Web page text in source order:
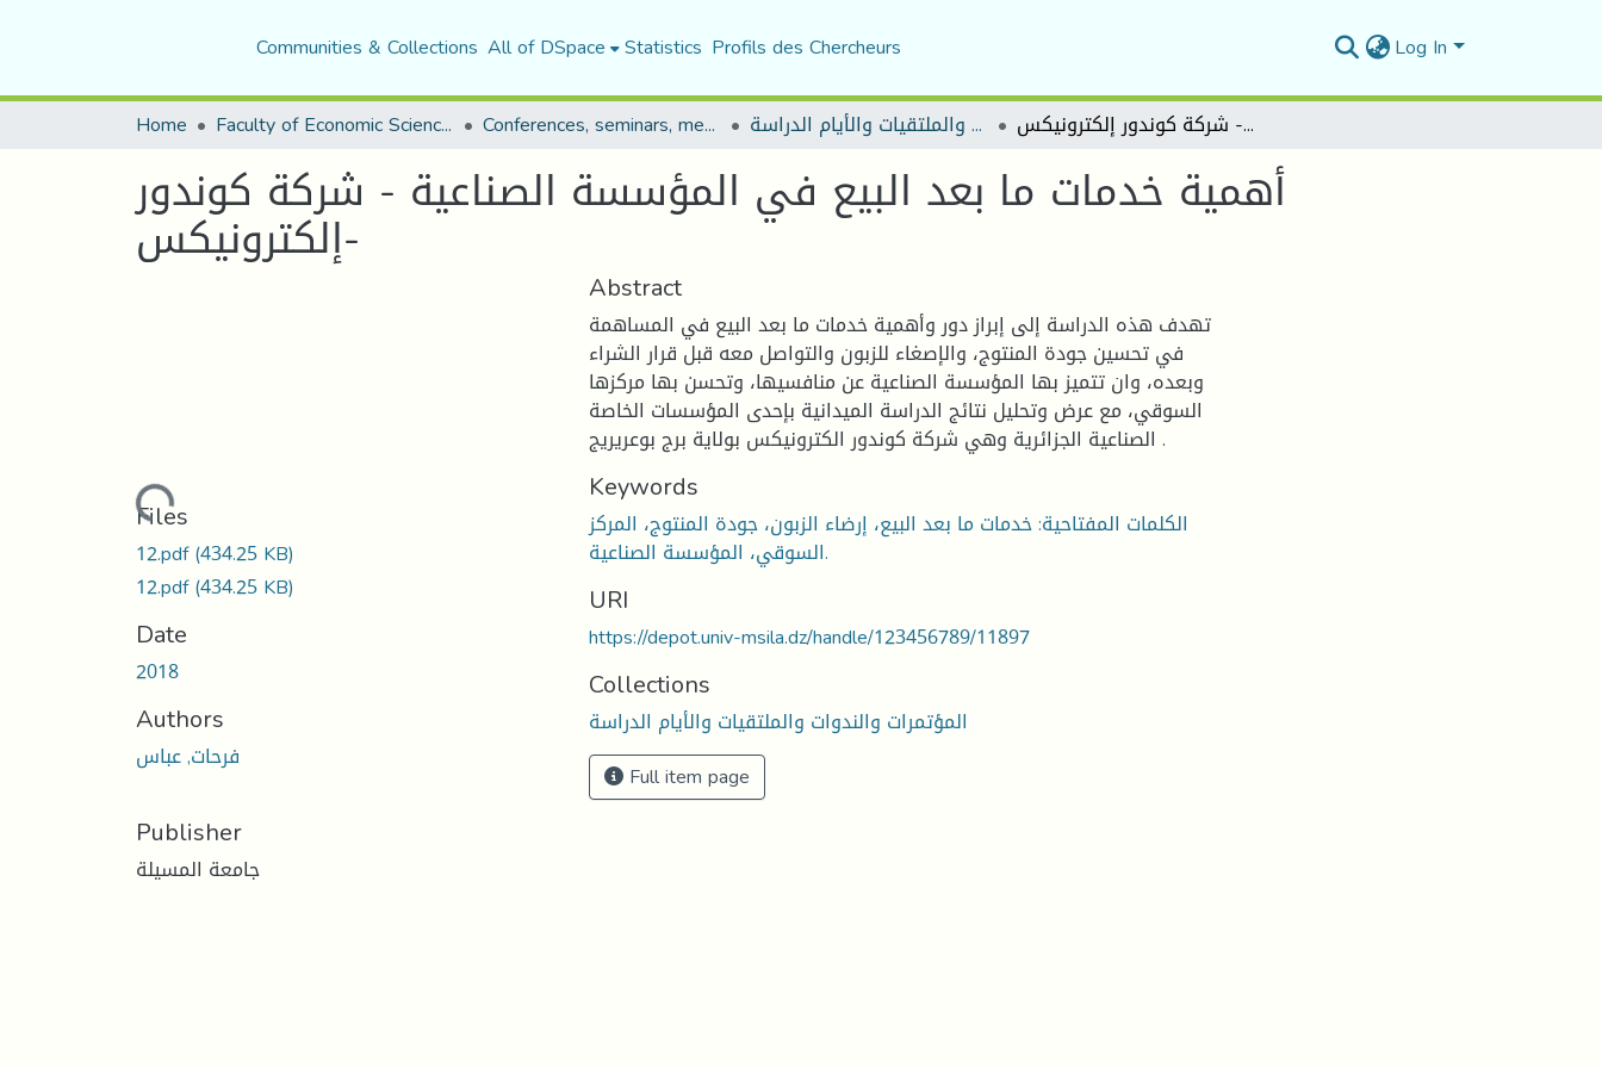
Communities & Collections All of DSpace Statistics Profils des Chercheurs Log In
Home Faculty of Economic Sciences, Commerce and Management Sciences Conferences, seminars, meetings, and study days المؤتمرات والندوات والملتقيات والأيام الدراسة أهمية خدمات ما بعد البيع في المؤسسة الصناعية - شركة كوندور إلكترونيكس-
أهمية خدمات ما بعد البيع في المؤسسة الصناعية - شركة كوندور
إلكترونيكس-
Loading...
Files
12.pdf(434.25 KB)
12.pdf(434.25 KB)
Date
2018
Authors
فرحات, عباس
Publisher
جامعة المسيلة
Abstract
تهدف هذه الدراسة إلى إبراز دور وأهمية خدمات ما بعد البيع في المساهمة
في تحسين جودة المنتوج، والإصغاء للزبون والتواصل معه قبل قرار الشراء
وبعده، وان تتميز بها المؤسسة الصناعية عن منافسيها، وتحسن بها مركزها
السوقي، مع عرض وتحليل نتائج الدراسة الميدانية بإحدى المؤسسات الخاصة
الصناعية الجزائرية وهي شركة كوندور الكترونيكس بولاية برج بوعريريج .
Keywords
الكلمات المفتاحية: خدمات ما بعد البيع، إرضاء الزبون، جودة المنتوج، المركز
السوقي، المؤسسة الصناعية.
URI
https://depot.univ-msila.dz/handle/123456789/11897
Collections
المؤتمرات والندوات والملتقيات والأيام الدراسة
Full item page